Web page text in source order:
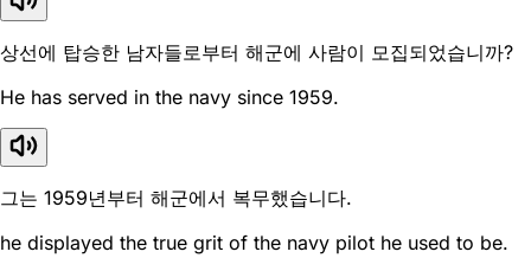
상선에 탑승한 남자들로부터 해군에 사람이 모집되었습니까?
He has served in the navy since 1959.
그는 1959년부터 해군에서 복무했습니다.
he displayed the true grit of the navy pilot he used to be.